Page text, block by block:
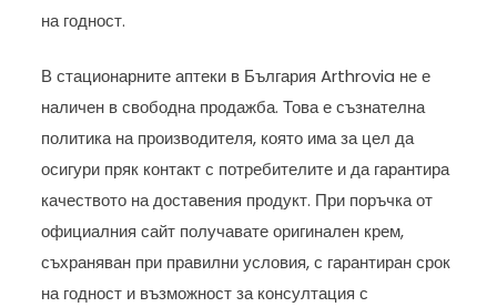
на годност.
В стационарните аптеки в България Arthrovia не е
наличен в свободна продажба. Това е съзнателна
политика на производителя, която има за цел да
осигури пряк контакт с потребителите и да гарантира
качеството на доставения продукт. При поръчка от
официалния сайт получавате оригинален крем,
съхраняван при правилни условия, с гарантиран срок
на годност и възможност за консултация с